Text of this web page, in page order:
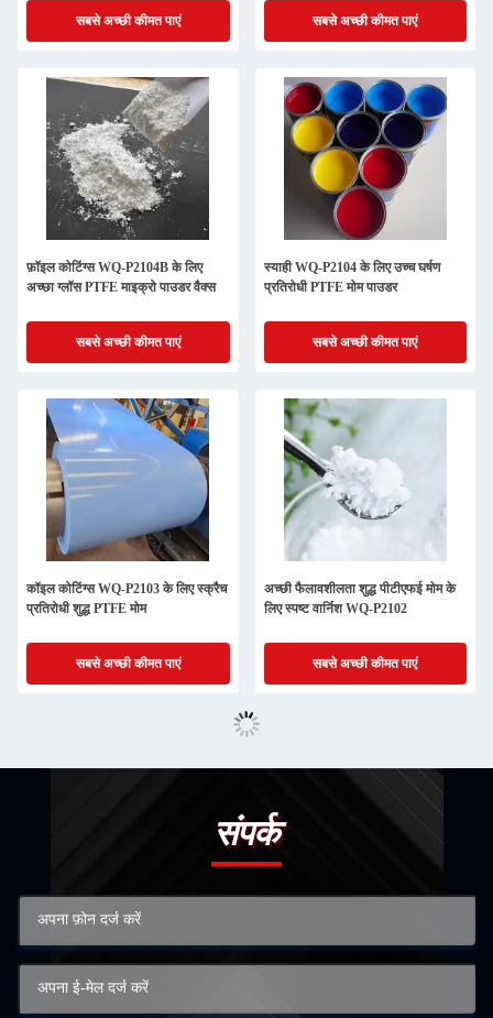
सबसे अच्छी कीमत पाएं सबसे अच्छी कीमत पाएं
फ़ॉइल कोटिंग्स WQ-P2104B के लिए
अच्छा ग्लॉस PTFE माइक्रो पाउडर वैक्स
सबसे अच्छी कीमत पाएं
स्याही WQ-P2104 के लिए उच्च घर्षण
प्रतिरोधी PTFE मोम पाउडर
सबसे अच्छी कीमत पाएं
कॉइल कोटिंग्स WQ-P2103 के लिए स्क्रैच
प्रतिरोधी शुद्ध PTFE मोम
सबसे अच्छी कीमत पाएं
अच्छी फैलावशीलता शुद्ध पीटीएफई मोम के
लिए स्पष्ट वार्निश WQ-P2102
सबसे अच्छी कीमत पाएं
संपर्क